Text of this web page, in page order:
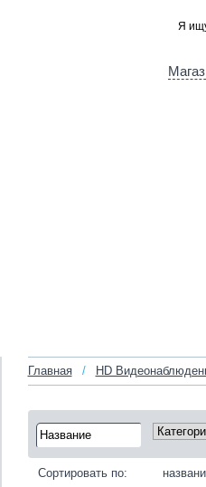
Главная / HD
Сортировать по: